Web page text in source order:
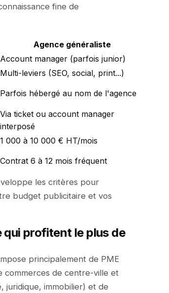
fine de
Agence généraliste
Account manager (parfois junior)
Multi-leviers (SEO, social, print...)
Parfois hébergé au nom de l'agence
Via ticket ou account manager
interposé
1 000 à 10 000 € HT/mois
Contrat 6 à 12 mois fréquent
les critères pour
budget publicitaire et vos
qui profitent le plus de
principalement de PME
commerces de centre-ville et
juridique, immobilier) et de